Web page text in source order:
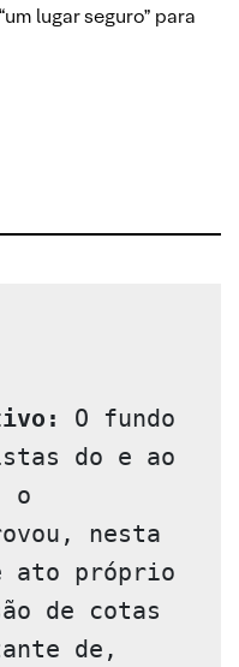
lugar seguro” para
O fundo
do e ao
o
nesta
ato próprio
de cotas
de,